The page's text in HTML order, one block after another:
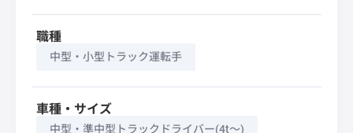
職種
中型・小型トラック運転手
車種・サイズ
中型・準中型トラックドライバー(4t～)